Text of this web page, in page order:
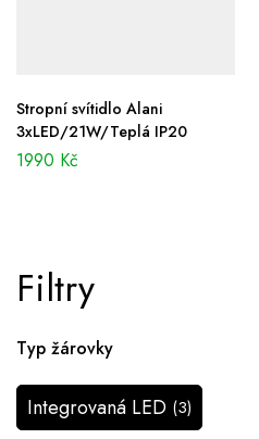
Filtry
Typ žárovky
Integrovaná LED (3)
Stropní svítidlo Alani
3xLED/21W/Teplá IP20
1990 Kč